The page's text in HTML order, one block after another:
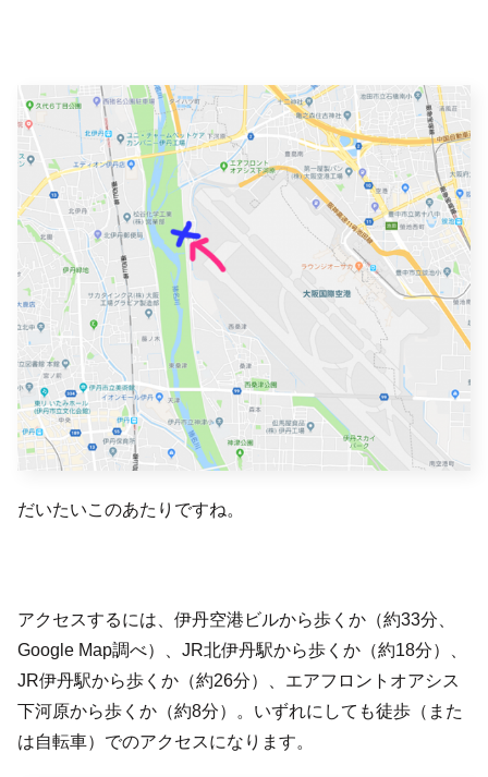
だいたいこのあたりですね。
アクセスするには、伊丹空港ビルから歩くか（約33分、
Google Map調べ）、JR北伊丹駅から歩くか（約18分）、
JR伊丹駅から歩くか（約26分）、エアフロントオアシス
下河原から歩くか（約8分）。いずれにしても徒歩（また
は自転車）でのアクセスになります。